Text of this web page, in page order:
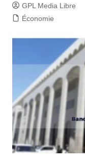
GPL Media Libre
Économie